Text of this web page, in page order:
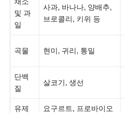
및 과
일
사과, 바나나, 양배추,
브로콜리, 키위 등
곡물 현미, 귀리, 통밀
단백
질
살코기, 생선
유제
요구르트, 프로바이오